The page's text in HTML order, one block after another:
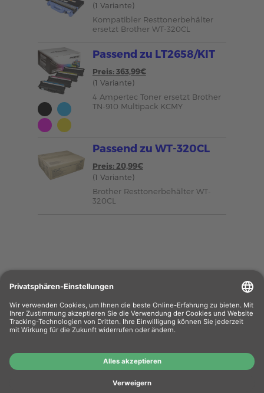
(1 Variante)
Kompatibler Resttonerbehälter
ersetzt Brother WT-320CL
Passend zu LT2658/KIT
Preis: 363,99€
(1 Variante)
4 Ampertec Toner ersetzt Brother
TN-910 Multipack KCMY
Passend zu WT-320CL
Preis: 20,99€
(1 Variante)
Brother Resttonerbehälter WT-
320CL
Wiederverkäufer: Das Angebot unseres Web-
Shops richtet sich nicht an Wiederverkäufer.